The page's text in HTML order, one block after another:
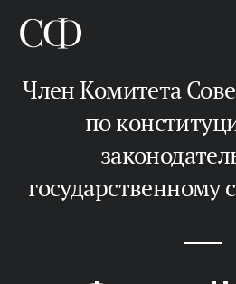
Член Комитета Совета Федерации
по
государственному